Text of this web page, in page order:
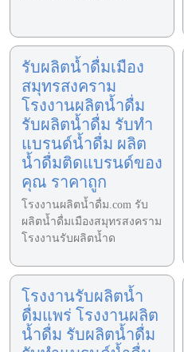
รับผลิตน้ำดื่มเมือง
สมุทรสงคราม
โรงงานผลิตน้ำดื่ม
รับผลิตน้ำดื่ม รับทำ
แบรนด์น้ำดื่ม ผลิต
น้ำดื่มติดแบรนด์ของ
คุณ ราคาถูก
โรงงานผลิตน้ำดื่ม.com รับ
ผลิตน้ำดื่มเมืองสมุทรสงคราม
โรงงานรับผลิตน้ำด
โรงงานรับผลิตน้ำ
ดื่มแพร่ โรงงานผลิต
น้ำดื่ม รับผลิตน้ำดื่ม